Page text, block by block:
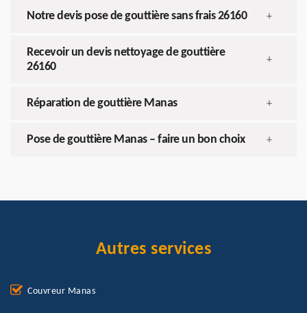
Notre devis pose de gouttière sans frais 26160 +
Recevoir un devis nettoyage de gouttière
26160
+
Réparation de gouttière Manas +
Pose de gouttière Manas – faire un bon choix +
Autres services
Couvreur Manas